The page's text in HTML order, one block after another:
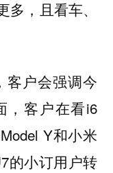
多，且看车、
客户会强调今
，客户在看i6
Y和小米
的小订用户转